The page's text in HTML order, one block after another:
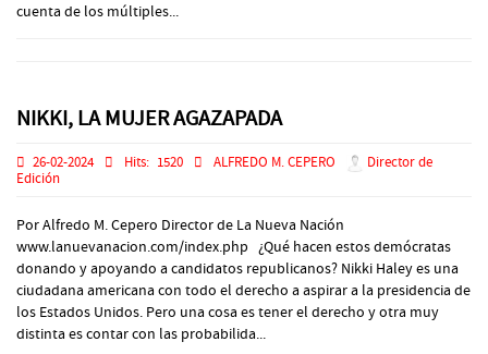
cuenta de los múltiples...
NIKKI, LA MUJER AGAZAPADA
26-02-2024 Hits: 1520 ALFREDO M. CEPERO
Director de
Edición
Por Alfredo M. Cepero Director de La Nueva Nación
www.lanuevanacion.com/index.php ¿Qué hacen estos demócratas
donando y apoyando a candidatos republicanos? Nikki Haley es una
ciudadana americana con todo el derecho a aspirar a la presidencia de
los Estados Unidos. Pero una cosa es tener el derecho y otra muy
distinta es contar con las probabilida...